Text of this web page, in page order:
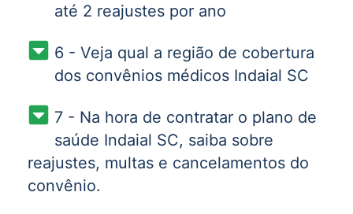
até 2 reajustes por ano
6 - Veja qual a região de cobertura
dos convênios médicos Indaial SC
7 - Na hora de contratar o plano de
saúde Indaial SC, saiba sobre
reajustes, multas e cancelamentos do
convênio.